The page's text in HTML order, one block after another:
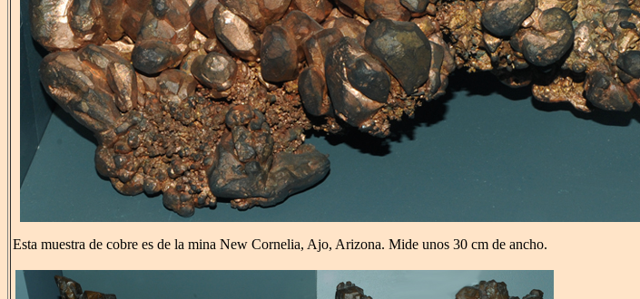
Esta muestra de cobre es de la mina New Cornelia, Ajo, Arizona. Mide unos 30 cm de ancho.